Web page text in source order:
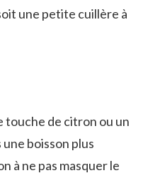
une petite cuillère à
touche de citron ou un
boisson plus
à ne pas masquer le